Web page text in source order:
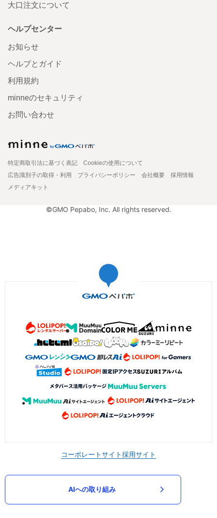
大口注文について
ヘルプセンター
お知らせ
ヘルプとガイド
利用規約
minneのセキュリティ
お問い合わせ
特定商取引法に基づく表記
Cookieの使用について
広告識別子の取得・利用
プライバシーポリシー 会社概要
採用情報
メディアキット
©GMO Pepabo, Inc. All rights reserved.
コーポレートサイト採用サイト
AIへの取り組み